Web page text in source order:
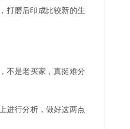
打磨后印成比较新的生
不是老买家，真挺难分
进行分析，做好这两点